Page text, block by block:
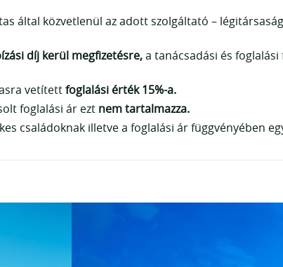
látogatása
fogunk ajánlani megbízható és jól bevált
által közvetlenül az adott szolgáltató –
díj kerül megfizetésre,a tanácsadási és
vetítettfoglalási érték 15%-a.
foglalási ár ezt nem tartalmazza.
családoknak illetve a foglalási ár függvényében